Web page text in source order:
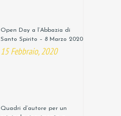
Open Day a l’Abbazia di
Santo Spirito – 8 Marzo 2020
15 Febbraio, 2020
Quadri d’autore per un